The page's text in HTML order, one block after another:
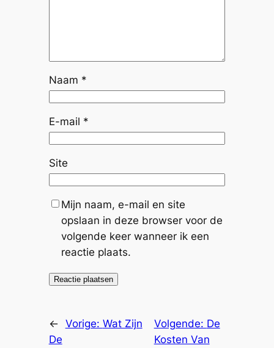
Naam *
E-mail *
Site
Mijn naam, e-mail en site
opslaan in deze browser voor de
volgende keer wanneer ik een
reactie plaats.
← Vorige: Wat Zijn
De
Volgende: De
Kosten Van